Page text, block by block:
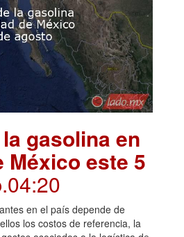
gasolina en
México este 5
.04:20
en el país depende de
los costos de referencia, la